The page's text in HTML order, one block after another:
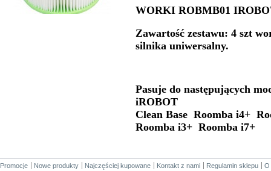
WORKI ROBMB01
Zawartość zestawu: 4 szt
silnika uniwersalny.
Pasuje do następujących
iROBOT
Clean Base Roomba i4+
Roomba i3+ Roomba i7+
Promocje Nowe produkty Najczęściej kupowane Kontakt z nami Regulamin sklepu O